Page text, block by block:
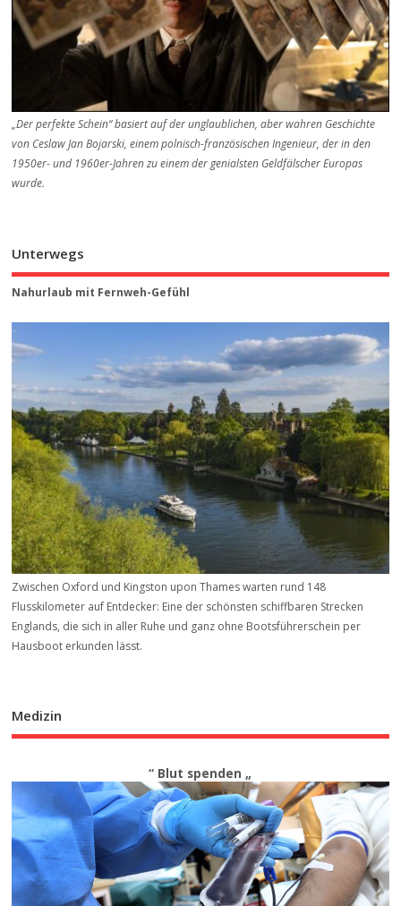
„Der perfekte Schein“ basiert auf der unglaublichen, aber wahren Geschichte
von Ceslaw Jan Bojarski, einem polnisch-französischen Ingenieur, der in den
1950er- und 1960er-Jahren zu einem der genialsten Geldfälscher Europas
wurde.
Unterwegs
Nahurlaub mit Fernweh-Gefühl
Zwischen Oxford und Kingston upon Thames warten rund 148
Flusskilometer auf Entdecker: Eine der schönsten schiffbaren Strecken
Englands, die sich in aller Ruhe und ganz ohne Bootsführerschein per
Hausboot erkunden lässt.
Medizin
“ Blut spenden „